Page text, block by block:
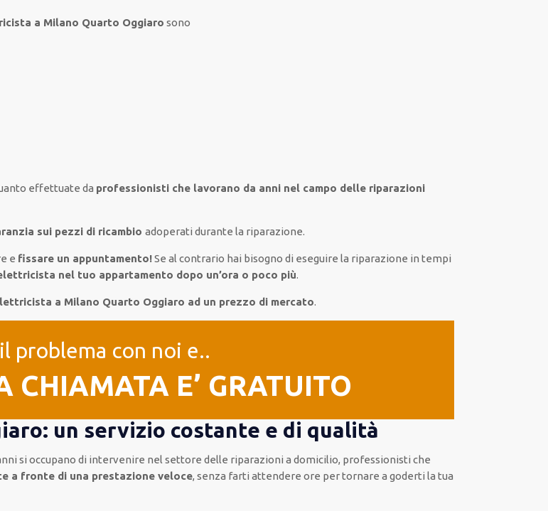
a Milano Quarto Oggiaro sono
effettuate da professionisti che lavorano da anni nel campo delle riparazioni
sui pezzi di ricambioadoperati durante la riparazione.
e fissare un appuntamento!Se al contrario hai bisogno di eseguire la riparazione in tempi
nel tuo appartamento dopo un’ora o poco più.
a Milano Quarto Oggiaro ad un prezzo di mercato.
problema con noi e..
CHIAMATA E’ GRATUITO
un servizio costante e di qualità
si occupano di intervenire nel settore delle riparazioni a domicilio, professionistiche
a fronte di una prestazione veloce, senza fartiattendere ore per tornare a goderti la tua